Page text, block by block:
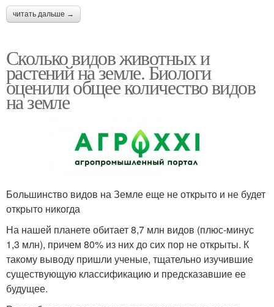
читать дальше →
Сколько видов животных и
растений на земле. Биологи
оценили общее количество видов
на земле
Большинство видов на Земле еще не открыто и не будет
открыто никогда
На нашей планете обитает 8,7 млн видов (плюс-минус
1,3 млн), причем 80% из них до сих пор не открыты. К
такому выводу пришли ученые, тщательно изучившие
существующую классификацию и предсказавшие ее
будущее.